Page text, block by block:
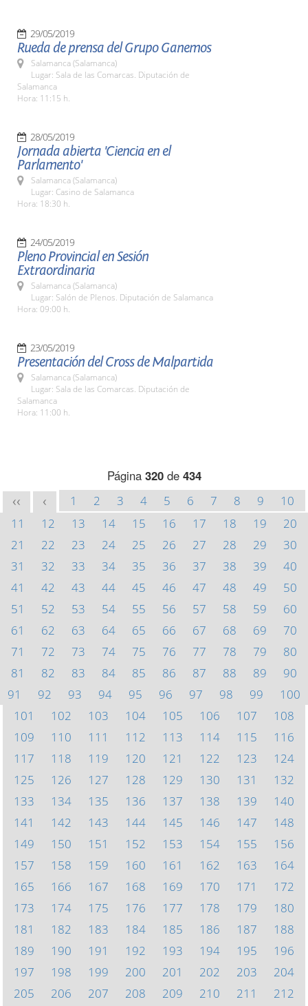
29/05/2019
Rueda de prensa del Grupo Ganemos
Salamanca (Salamanca)
Lugar: Sala de las Comarcas. Diputación de
Salamanca
Hora: 11:15 h.
28/05/2019
Jornada abierta 'Ciencia en el
Parlamento'
Salamanca (Salamanca)
Lugar: Casino de Salamanca
Hora: 18:30 h.
24/05/2019
Pleno Provincial en Sesión
Extraordinaria
Salamanca (Salamanca)
Lugar: Salón de Plenos. Diputación de Salamanca
Hora: 09:00 h.
23/05/2019
Presentación del Cross de Malpartida
Salamanca (Salamanca)
Lugar: Sala de las Comarcas. Diputación de
Salamanca
Hora: 11:00 h.
Página 320de 434
<< < 1 2 3 4 5 6 7 8 9
10
11
12 13 14 15 16 17 18 19
20
21
22 23 24 25 26 27 28 29
30
31
32 33 34 35 36 37 38 39
40
41
42 43 44 45 46 47 48 49
50
51
52 53 54 55 56 57 58 59
60
61
62 63 64 65 66 67 68 69
70
71
72 73 74 75 76 77 78 79
80
81
82 83 84 85 86 87 88 89
90
91
92 93 94 95 96 97 98 99
100
101
102 103 104 105 106 107
108
109
110 111 112 113 114 115
116
117
118 119 120 121 122 123
124
125
126 127 128 129 130 131
132
133
134 135 136 137 138 139
140
141
142 143 144 145 146 147
148
149
150 151 152 153 154 155
156
157
158 159 160 161 162 163
164
165
166 167 168 169 170 171
172
173
174 175 176 177 178 179
180
181
182 183 184 185 186 187
188
189
190 191 192 193 194 195
196
197
198 199 200 201 202 203
204
205
206 207 208 209 210 211
212